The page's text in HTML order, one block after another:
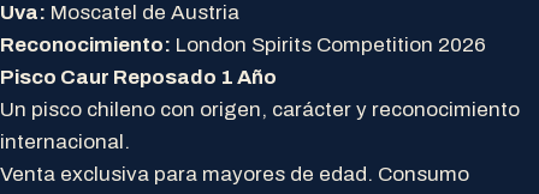
Uva: Moscatel de Austria
Reconocimiento: London Spirits Competition 2026
Pisco Caur Reposado 1 Año
Un pisco chileno con origen, carácter y reconocimiento
internacional.
Venta exclusiva para mayores de edad. Consumo